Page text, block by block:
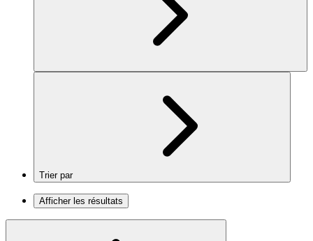
Trier par
Afficher les résultats